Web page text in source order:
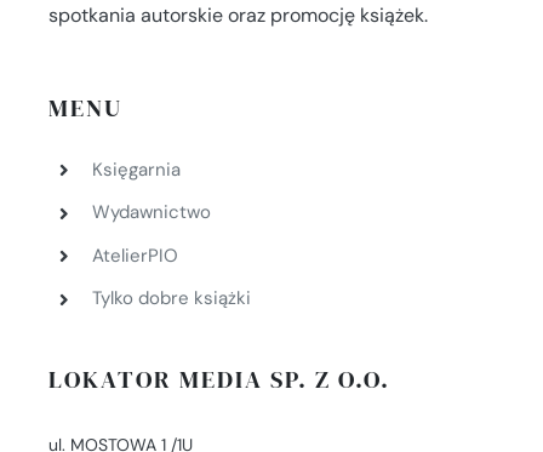
spotkania autorskie oraz promocję książek.
MENU
Księgarnia
Wydawnictwo
AtelierPIO
Tylko dobre książki
LOKATOR MEDIA SP. Z O.O.
ul. MOSTOWA 1 /1U